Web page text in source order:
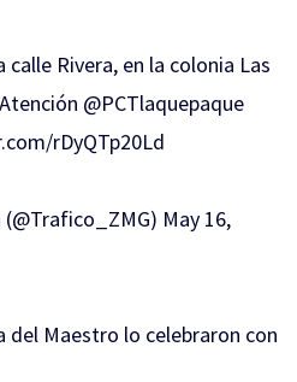
Rivera, en la colonia Las
@PCTlaquepaque
rDyQTp20Ld
May 16,
del Maestro lo celebraron con